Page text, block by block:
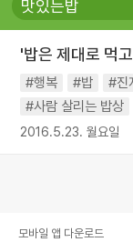
#희망
#나눔 #친
#독서
#건강 #면
'밥은 제대로 먹
#행복 #밥 #진
#사람 살리는 밥상
2016.5.23. 월요일
모바일 앱 다운로드